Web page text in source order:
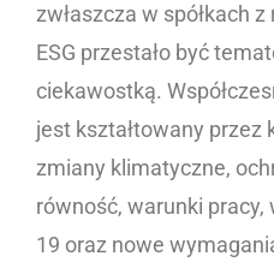
zwłaszcza w spółkach
ESG przestało być
ciekawostką.
jest kształtowany przez
zmiany klimatyczne,
równość, warunki pracy,
19 oraz nowe